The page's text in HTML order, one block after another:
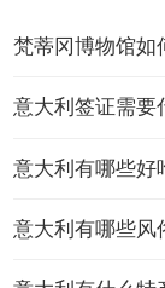
梵蒂冈博物馆如
意大利签证需要
意大利有哪些好
意大利有哪些风